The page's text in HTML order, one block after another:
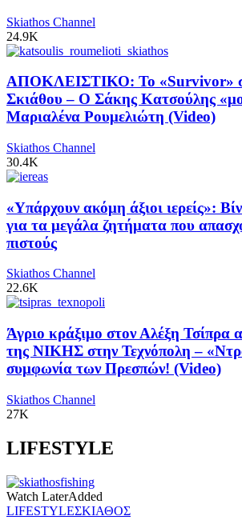
Skiathos Channel
24.9K
ΑΠΟΚΛΕΙΣΤΙΚΟ: Το «Survivor»
Σκιάθου – Ο Σάκης Κατσούλης
Μαριαλένα Ρουμελιώτη (Video)
Skiathos Channel
30.4K
«Υπάρχουν ακόμη άξιοι ιερείς»:
για τα μεγάλα ζητήματα που
πιστούς
Skiathos Channel
22.6K
Άγριο κράξιμο στον Αλέξη Τσίπρα
της ΝΙΚΗΣ στην Τεχνόπολη –
συμφωνία των Πρεσπών! (Video)
Skiathos Channel
27K
LIFESTYLE
Watch LaterAdded
LIFESTYLEΣΚΙΑΘΟΣ